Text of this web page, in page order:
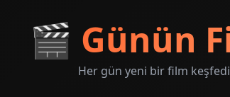
🎬 Günün
Her gün yeni bir film